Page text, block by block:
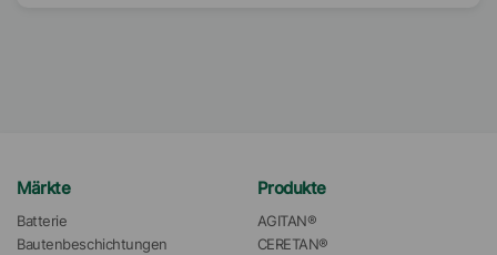
Märkte
Batterie
Bautenbeschichtungen
Produkte
AGITAN®
CERETAN®